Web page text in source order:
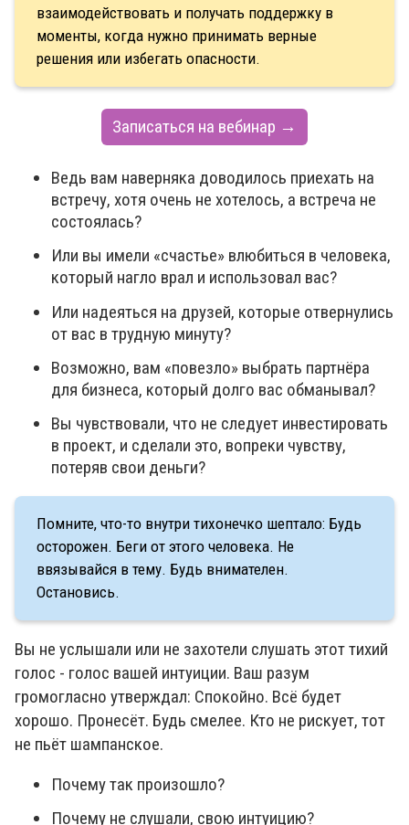
взаимодействовать и получать поддержку в
моменты, когда нужно принимать верные
решения или избегать опасности.
Записаться на вебинар →
Ведь вам наверняка доводилось приехать на
встречу, хотя очень не хотелось, а встреча не
состоялась?
Или вы имели «счастье» влюбиться в человека,
который нагло врал и использовал вас?
Или надеяться на друзей, которые отвернулись
от вас в трудную минуту?
Возможно, вам «повезло» выбрать партнёра
для бизнеса, который долго вас обманывал?
Вы чувствовали, что не следует инвестировать
в проект, и сделали это, вопреки чувству,
потеряв свои деньги?
Помните, что-то внутри тихонечко шептало: Будь
осторожен. Беги от этого человека. Не
ввязывайся в тему. Будь внимателен.
Остановись.
Вы не услышали или не захотели слушать этот тихий
голос - голос вашей интуиции. Ваш разум
громогласно утверждал: Спокойно. Всё будет
хорошо. Пронесёт. Будь смелее. Кто не рискует, тот
не пьёт шампанское.
Почему так произошло?
Почему не слушали, свою интуицию?